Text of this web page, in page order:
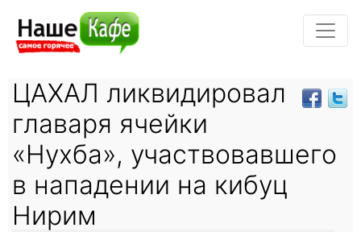
ЦАХАЛ ликвидировал
главаря ячейки
«Нухба», участвовавшего
в нападении на кибуц
Нирим